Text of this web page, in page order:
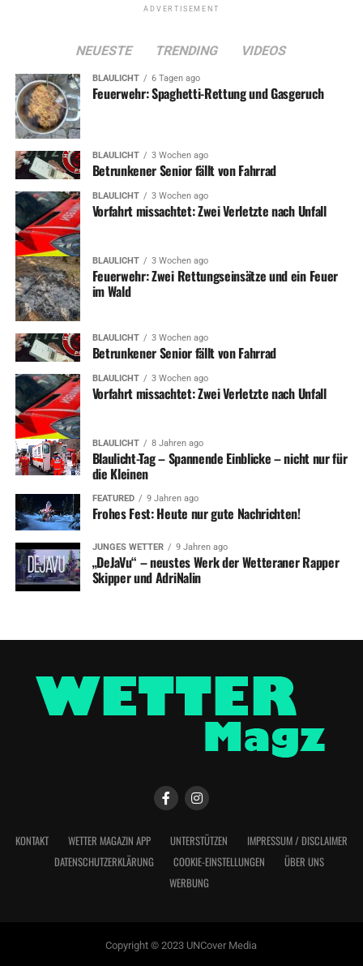
ADVERTISEMENT
NEUESTE TRENDING VIDEOS
BLAULICHT 6 Tagen ago
Feuerwehr: Spaghetti-Rettung und Gasgeruch
BLAULICHT 3 Wochen ago
Betrunkener Senior fällt von Fahrrad
BLAULICHT 3 Wochen ago
Vorfahrt missachtet: Zwei Verletzte nach Unfall
BLAULICHT 3 Wochen ago
Feuerwehr: Zwei Rettungseinsätze und ein Feuer
im Wald
BLAULICHT 3 Wochen ago
Betrunkener Senior fällt von Fahrrad
BLAULICHT 3 Wochen ago
Vorfahrt missachtet: Zwei Verletzte nach Unfall
BLAULICHT 8 Jahren ago
Blaulicht-Tag – Spannende Einblicke – nicht nur für
die Kleinen
FEATURED 9 Jahren ago
Frohes Fest: Heute nur gute Nachrichten!
JUNGES WETTER 9 Jahren ago
„DeJaVu“ – neustes Werk der Wetteraner Rapper
Skipper und AdriNalin
KONTAKT WETTER MAGAZIN APP UNTERSTÜTZEN
IMPRESSUM / DISCLAIMER
DATENSCHUTZERKLÄRUNG
COOKIE-EINSTELLUNGEN
ÜBER UNS
WERBUNG
Copyright © 2023 UNCover Media